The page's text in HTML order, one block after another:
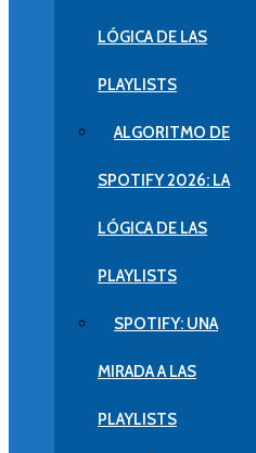
LÓGICA DE LAS
PLAYLISTS
ALGORITMO DE
SPOTIFY 2026: LA
LÓGICA DE LAS
PLAYLISTS
SPOTIFY: UNA
MIRADA A LAS
PLAYLISTS